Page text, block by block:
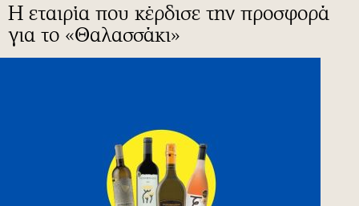
Η εταιρία που κέρδισε την προσφορά
για το «Θαλασσάκι»